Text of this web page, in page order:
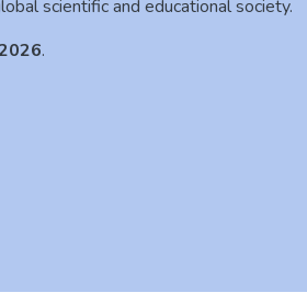
scientific and educational society.
.